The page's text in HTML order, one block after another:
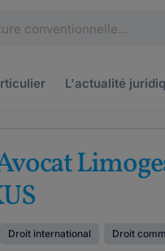
L'actualité
Droit international Droit